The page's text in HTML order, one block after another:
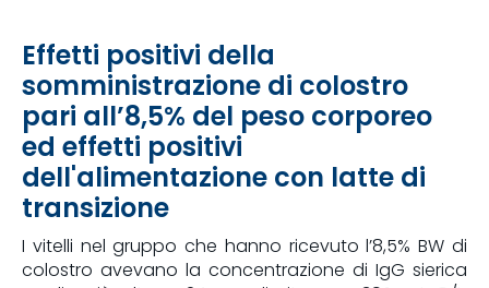
Effetti positivi della
somministrazione di colostro
pari all’8,5% del peso corporeo
ed effetti positivi
dell'alimentazione con latte di
transizione
I vitelli nel gruppo che hanno ricevuto l’8,5% BW di
colostro avevano la concentrazione di IgG sierica